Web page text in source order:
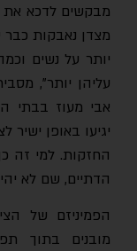
מבקשים לדכא את
מצדן נאבקות כבר
יותר על נשים וכמה
עליהן יותר",
אבי מעוז בבתי
יגיעו באופן ישיר
החזקות. למי זה כן
הדתיים, שם לא יהיה
הפמיניזם של
מובנים בתוך